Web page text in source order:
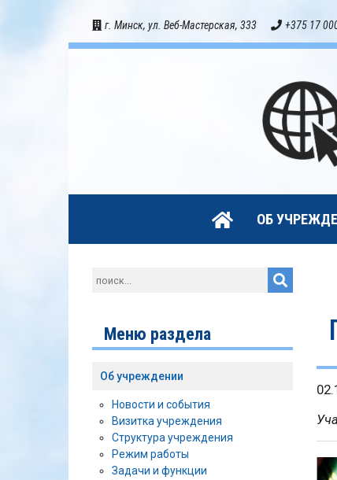
г. Минск, ул. Веб-Мастерская, 333 +375 17
ОБ
Меню раздела
Об учреждении
Новости и события
Визитка учреждения
Структура учреждения
Режим работы
Задачи и функции